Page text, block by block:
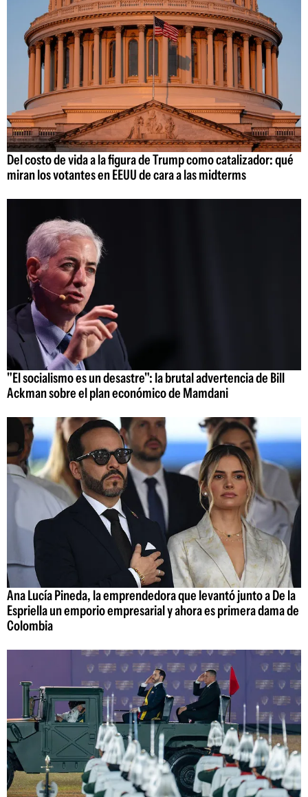
Del costo de vida a la figura de Trump como catalizador: qué
miran los votantes en EEUU de cara a las midterms
"El socialismo es un desastre": la brutal advertencia de Bill
Ackman sobre el plan económico de Mamdani
Ana Lucía Pineda, la emprendedora que levantó junto a De la
Espriella un emporio empresarial y ahora es primera dama de
Colombia